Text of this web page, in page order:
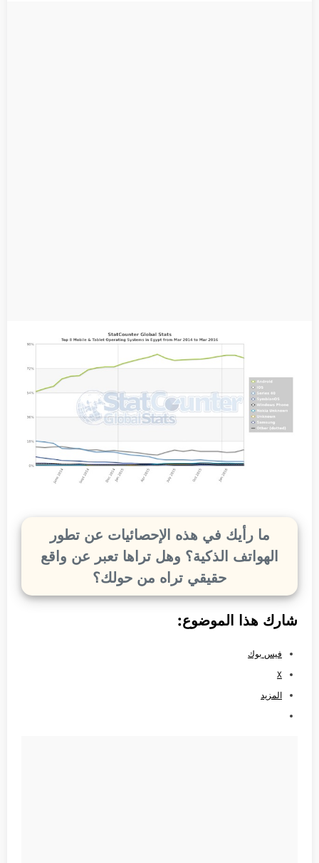
ما رأيك في هذه الإحصائيات عن تطور
الهواتف الذكية؟ وهل تراها تعبر عن واقع
حقيقي تراه من حولك؟
شارك هذا الموضوع:
فيس بوك
X
المزيد